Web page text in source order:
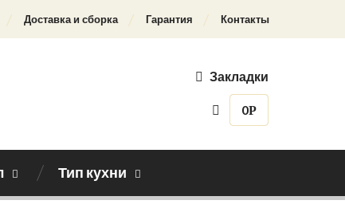
Доставка и сборка Гарантия Контакты
Закладки
0Р
Тип кухни